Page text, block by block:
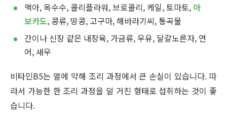
맥아, 옥수수, 콜리플라워, 브로콜리, 케일, 토마토, 아
보카도, 콩류, 땅콩, 고구마, 해바라기씨, 통곡물
간이나 신장 같은 내장육, 가금류, 우유, 달걀노른자, 연
어, 새우
비타민B5는 열에 약해 조리 과정에서 큰 손실이 있습니다. 따
라서 가능한 한 조리 과정을 덜 거친 형태로 섭취하는 것이 좋
습니다.